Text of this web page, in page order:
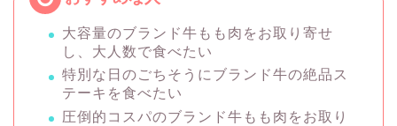
大容量のブランド牛もも肉をお取り寄せ
し、大人数で食べたい
特別な日のごちそうにブランド牛の絶品ス
テーキを食べたい
圧倒的コスパのブランド牛もも肉をお取り